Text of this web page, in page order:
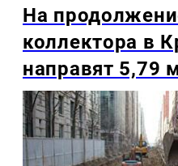
На
коллектора в
направят 5,79